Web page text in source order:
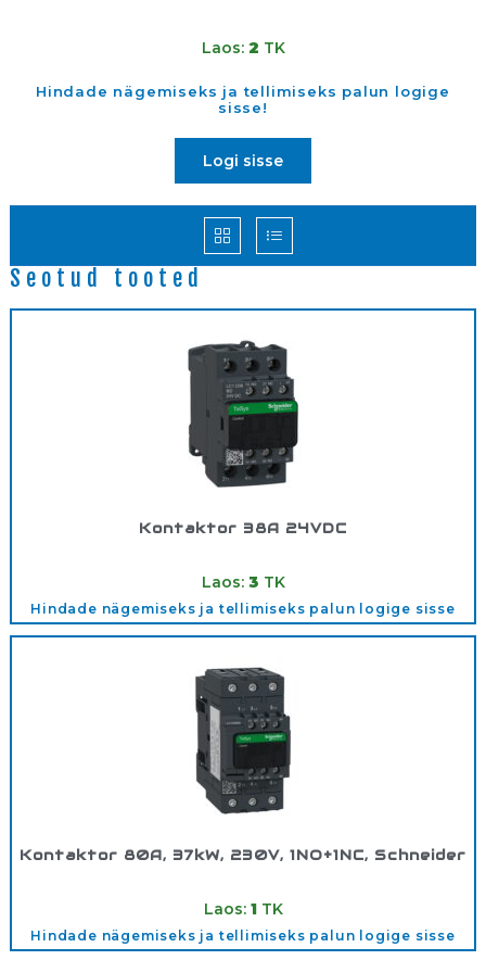
Laos: 2 TK
Hindade nägemiseks ja tellimiseks palun logige
sisse!
Logi sisse
Seotud tooted
Kontaktor 38A 24VDC
Laos: 3 TK
Hindade nägemiseks ja tellimiseks palun logige sisse
Kontaktor 80A, 37kW, 230V, 1NO+1NC, Schneider
Laos: 1TK
Hindade nägemiseks ja tellimiseks palun logige sisse